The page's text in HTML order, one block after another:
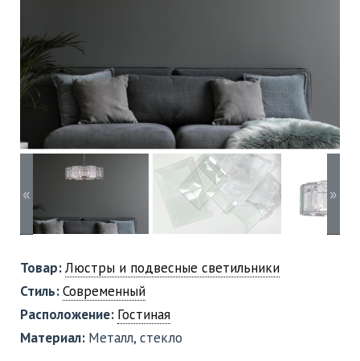
« »
Товар:Люстры и подвесные светильники
Стиль:Современный
Расположение: Гостиная
Материал: Металл, стекло